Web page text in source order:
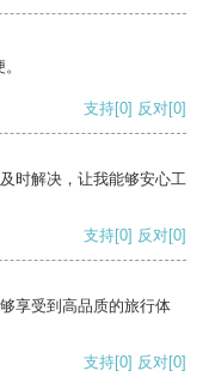
支持[0] 反对[0]
时解决，让我能够安心工
支持[0] 反对[0]
享受到高品质的旅行体
支持[0] 反对[0]